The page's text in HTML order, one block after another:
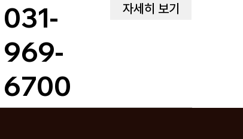
031-
969-
6700
자세히 보기